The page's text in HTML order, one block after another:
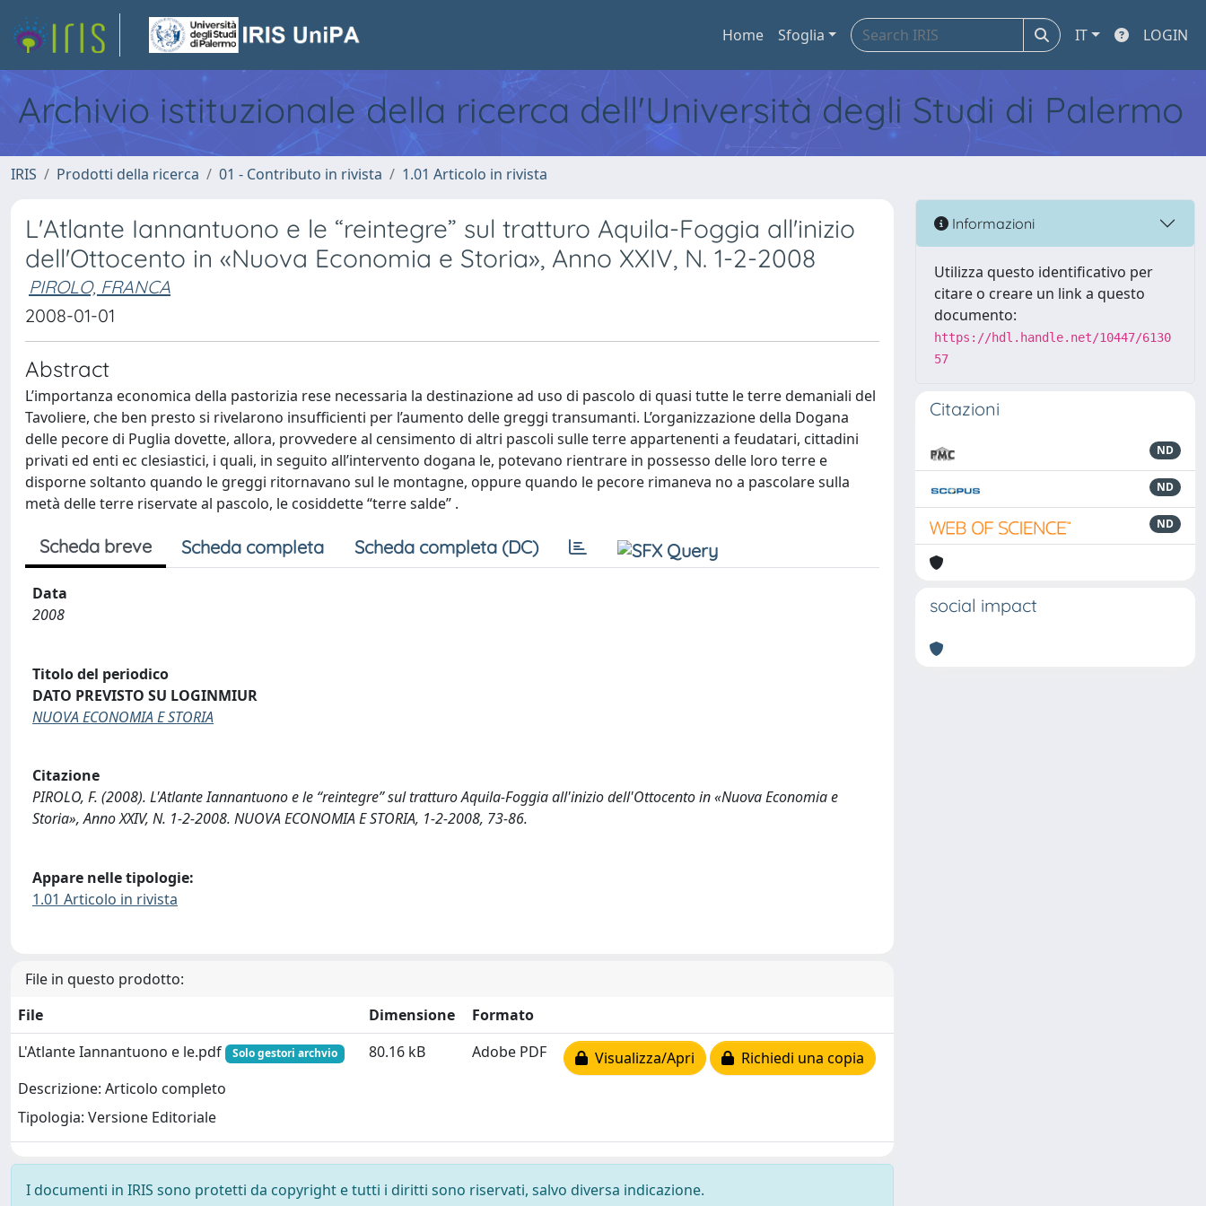
Home Sfoglia IT LOGIN
Archivio istituzionale della ricerca dell'Università degli Studi di Palermo
IRIS Prodotti della ricerca 01 - Contributo in rivista 1.01 Articolo in rivista
L'Atlante Iannantuono e le “reintegre” sul tratturo Aquila-Foggia all'inizio
dell'Ottocento in «Nuova Economia e Storia», Anno XXIV, N. 1-2-2008
PIROLO, FRANCA
2008-01-01
Abstract
L’importanza economica della pastorizia rese necessaria la destinazione ad uso di pascolo di quasi tutte le terre demaniali del
Tavoliere, che ben presto si rivelarono insufficienti per l’aumento delle greggi transumanti. L’organizzazione della Dogana
delle pecore di Puglia dovette, allora, provvedere al censimento di altri pascoli sulle terre appartenenti a feudatari, cittadini
privati ed enti ec clesiastici, i quali, in seguito all’intervento dogana le, potevano rientrare in possesso delle loro terre e
disporne soltanto quando le greggi ritornavano sul le montagne, oppure quando le pecore rimaneva no a pascolare sulla
metà delle terre riservate al pascolo, le cosiddette “terre salde” .
Scheda breve Scheda completa Scheda completa (DC)
Data
2008
Titolo del periodico
DATO PREVISTO SU LOGINMIUR
NUOVA ECONOMIA E STORIA
Citazione
PIROLO, F. (2008). L'Atlante Iannantuono e le “reintegre” sul tratturo Aquila-Foggia all'inizio dell'Ottocento in «Nuova Economia e
Storia», Anno XXIV, N. 1-2-2008. NUOVA ECONOMIA E STORIA, 1-2-2008, 73-86.
Appare nelle tipologie:
1.01 Articolo in rivista
File in questo prodotto:
File
Dimensione
Formato
L'Atlante Iannantuono e le.pdf
Solo gestori archvio
Descrizione: Articolo completo
Tipologia: Versione Editoriale
80.16 kB Adobe PDF Visualizza/Apri Richiedi una copia
I documenti in IRIS sono protetti da copyright e tutti i diritti sono riservati, salvo diversa indicazione.
Informazioni
Utilizza questo identificativo per
citare o creare un link a questo
documento:
https://hdl.handle.net/10447/6130
57
Citazioni
ND
ND
ND
social impact